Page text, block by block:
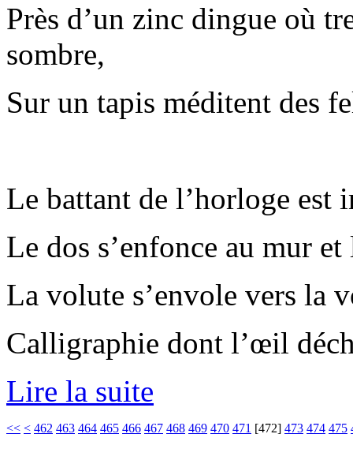
Près d’un zinc dingue où
sombre,
Sur un tapis méditent des
Le battant de l’horloge est
Le dos s’enfonce au mur
La volute s’envole vers la
Calligraphie dont l’œil
Lire la suite
<< < 462 463 464 465 466 467 468 469 470 471 [472] 473 474 475